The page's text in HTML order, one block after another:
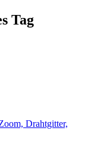
Tag
Drahtgitter,